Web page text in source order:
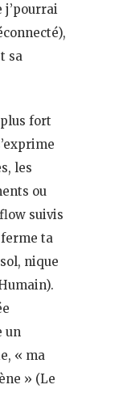
j’pourrai
sa
fort
les
ou
suivis
ferme ta
nique
un
« ma
» (Le